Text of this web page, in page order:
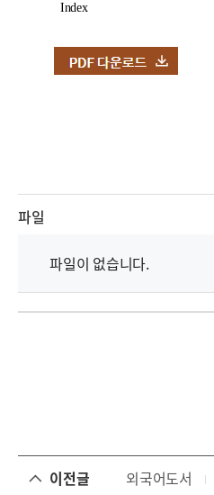
Index
파일
파일이 없습니다.
이전글 외국어도서